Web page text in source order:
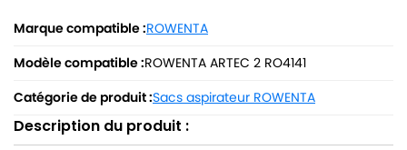
Marque compatible :ROWENTA
Modèle compatible :ROWENTA ARTEC 2 RO4141
Catégorie de produit :Sacs aspirateur ROWENTA
Description du produit :